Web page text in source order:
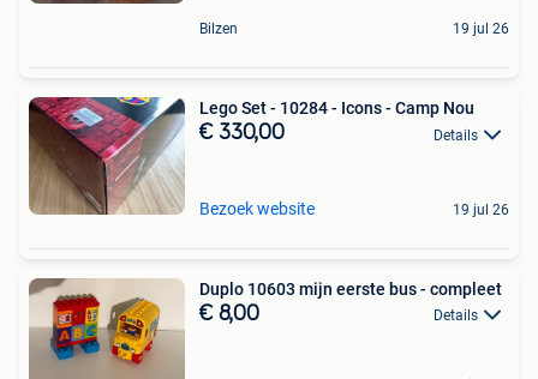
Bilzen 19 jul 26
Lego Set - 10284 - Icons - Camp Nou
€ 330,00 Details
Bezoek website 19 jul 26
Duplo 10603 mijn eerste bus - compleet
€ 8,00 Details